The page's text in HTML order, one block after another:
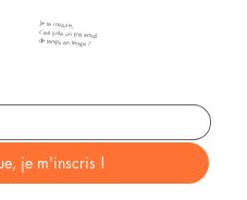
je m'inscris !
​Je te rassure,
c'est juste un p'tit email
de temps en temps !